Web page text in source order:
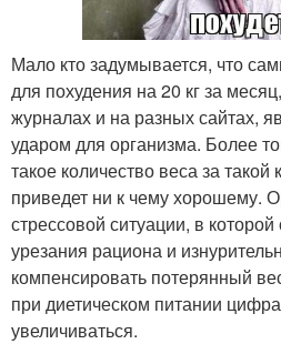
Мало кто задумывается, что
для похудения на 20 кг за
журналах и на разных сайтах,
ударом для организма. Более
такое количество веса за такой
приведет ни к чему хорошему.
стрессовой ситуации, в которой
урезания рациона и
компенсировать потерянный
при диетическом питании
увеличиваться.